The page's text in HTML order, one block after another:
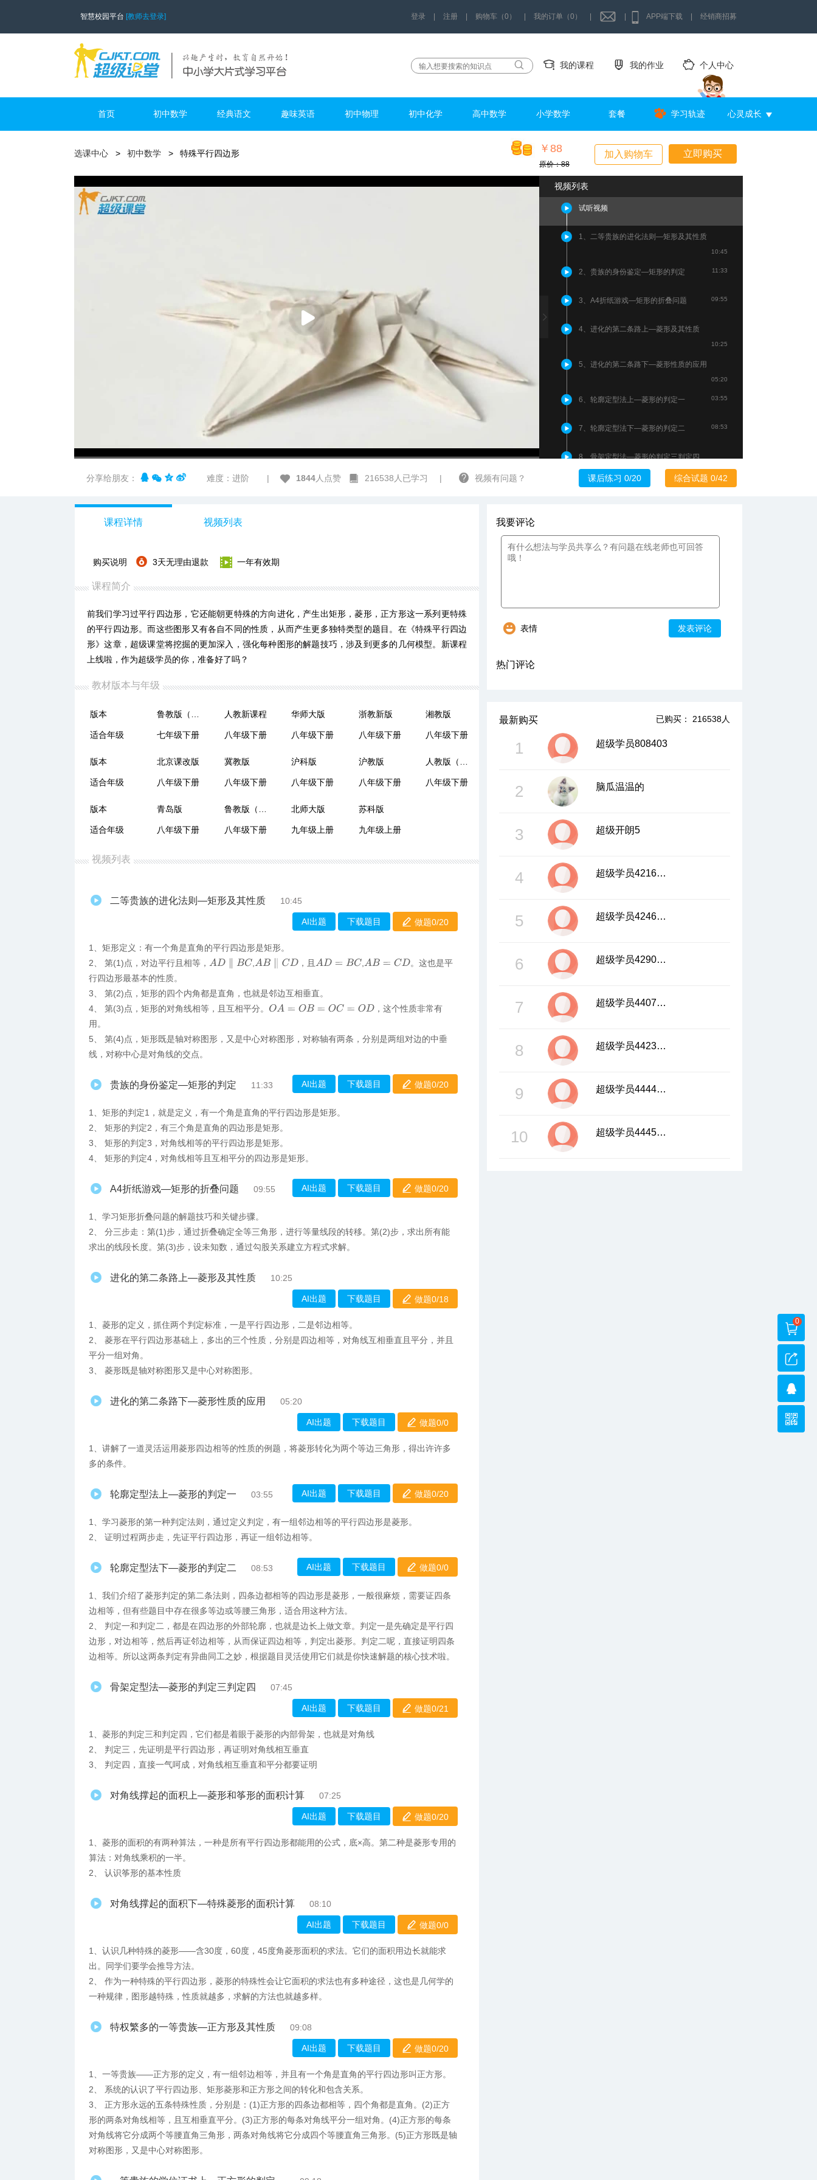
智慧校园平台 [教师去登录] 登录 注册 购物车（0） 我的订单（0） APP端下载 经销商招募
我的课程 我的作业 个人中心
首页 初中数学 经典语文 趣味英语 初中物理 初中化学 高中数学 小学数学 套餐 学习轨迹 心灵成长
立即购买
加入购物车
￥88
原价：88
选课中心 初中数学 特殊平行四边形
00:00 / 02:45 高清 1x
视频列表
试听视频
1、二等贵族的进化法则—矩形及其性质
10:45
2、贵族的身份鉴定—矩形的判定 11:33
3、A4折纸游戏—矩形的折叠问题 09:55
4、进化的第二条路上—菱形及其性质
10:25
5、进化的第二条路下—菱形性质的应用
05:20
6、轮廓定型法上—菱形的判定一 03:55
7、轮廓定型法下—菱形的判定二 08:53
8、骨架定型法—菱形的判定三判定四
10、对角线撑起的面积下—特殊菱形的面积
计算
12、一等贵族的学位证书上—正方形的判定
05:09
15、平行四边形的变异中—等腰梯形
分享给朋友： 难度：进阶 | 1844人点赞 216538人已学习 | 视频有问题？ 课后练习 0/20 综合试题 0/42
课程详情 视频列表
购买说明 3天无理由退款 一年有效期
课程简介
前我们学习过平行四边形，它还能朝更特殊的方向进化，产生出矩形，菱形，正方形这一系列更特殊
的平行四边形。而这些图形又有各自不同的性质，从而产生更多独特类型的题目。在《特殊平行四边
形》这章，超级课堂将挖掘的更加深入，强化每种图形的解题技巧，涉及到更多的几何模型。新课程
上线啦，作为超级学员的你，准备好了吗？
教材版本与年级
版本
适合年级 七年级下册
人教新课程
八年级下册
华师大版
八年级下册
浙教新版
八年级下册
湘教版
八年级下册
版本
适合年级
北京课改版
八年级下册
冀教版
八年级下册
沪科版
八年级下册
沪教版
八年级下册 八年级下册
版本
适合年级
青岛版
八年级下册 八年级下册
北师大版
九年级上册
苏科版
九年级上册
视频列表
二等贵族的进化法则—矩形及其性质 10:45
AI出题 下载题目 做题0/20
1、矩形定义：有一个角是直角的平行四边形是矩形。
2、 第(1)点，对边平行且相等， AD∥B AB∥C D ，且 AD=BC , AB=CD
。这也是平
行四边形最基本的性质。
3、 第(2)点，矩形的四个内角都是直角，也就是邻边互相垂直。
4、 第(3)点，矩形的对角线相等，且互相平分。 OA= OB =OC =O D
，这个性质非常有
用。
5、 第(4)点，矩形既是轴对称图形，又是中心对称图形，对称轴有两条，分别是两组对边的中垂
线，对称中心是对角线的交点。
贵族的身份鉴定—矩形的判定 11:33 AI出题 下载题目 做题0/20
1、矩形的判定1，就是定义，有一个角是直角的平行四边形是矩形。
2、 矩形的判定2，有三个角是直角的四边形是矩形。
3、 矩形的判定3，对角线相等的平行四边形是矩形。
4、 矩形的判定4，对角线相等且互相平分的四边形是矩形。
A4折纸游戏—矩形的折叠问题 09:55 AI出题 下载题目 做题0/20
1、学习矩形折叠问题的解题技巧和关键步骤。
2、 分三步走：第(1)步，通过折叠确定全等三角形，进行等量线段的转移。第(2)步，求出所有能
求出的线段长度。第(3)步，设未知数，通过勾股关系建立方程式求解。
进化的第二条路上—菱形及其性质 10:25
AI出题 下载题目 做题0/18
1、菱形的定义，抓住两个判定标准，一是平行四边形，二是邻边相等。
2、 菱形在平行四边形基础上，多出的三个性质，分别是四边相等，对角线互相垂直且平分，并且
平分一组对角。
3、 菱形既是轴对称图形又是中心对称图形。
进化的第二条路下—菱形性质的应用 05:20
AI出题 下载题目 做题0/0
1、讲解了一道灵活运用菱形四边相等的性质的例题，将菱形转化为两个等边三角形，得出许许多
多的条件。
轮廓定型法上—菱形的判定一 03:55 AI出题 下载题目 做题0/20
1、学习菱形的第一种判定法则，通过定义判定，有一组邻边相等的平行四边形是菱形。
2、 证明过程两步走，先证平行四边形，再证一组邻边相等。
轮廓定型法下—菱形的判定二 08:53 AI出题 下载题目 做题0/0
1、我们介绍了菱形判定的第二条法则，四条边都相等的四边形是菱形，一般很麻烦，需要证四条
边相等，但有些题目中存在很多等边或等腰三角形，适合用这种方法。
2、 判定一和判定二，都是在四边形的外部轮廓，也就是边长上做文章。判定一是先确定是平行四
边形，对边相等，然后再证邻边相等，从而保证四边相等，判定出菱形。判定二呢，直接证明四条
边相等。所以这两条判定有异曲同工之妙，根据题目灵活使用它们就是你快速解题的核心技术啦。
骨架定型法—菱形的判定三判定四 07:45
AI出题 下载题目 做题0/21
1、菱形的判定三和判定四，它们都是着眼于菱形的内部骨架，也就是对角线
2、 判定三，先证明是平行四边形，再证明对角线相互垂直
3、 判定四，直接一气呵成，对角线相互垂直和平分都要证明
对角线撑起的面积上—菱形和筝形的面积计算 07:25
AI出题 下载题目 做题0/20
1、菱形的面积的有两种算法，一种是所有平行四边形都能用的公式，底×高。第二种是菱形专用的
算法：对角线乘积的一半。
2、 认识筝形的基本性质
对角线撑起的面积下—特殊菱形的面积计算 08:10
AI出题 下载题目 做题0/0
1、认识几种特殊的菱形——含30度，60度，45度角菱形面积的求法。它们的面积用边长就能求
出。同学们要学会推导方法。
2、 作为一种特殊的平行四边形，菱形的特殊性会让它面积的求法也有多种途径，这也是几何学的
一种规律，图形越特殊，性质就越多，求解的方法也就越多样。
特权繁多的一等贵族—正方形及其性质 09:08
AI出题 下载题目 做题0/20
1、一等贵族——正方形的定义，有一组邻边相等，并且有一个角是直角的平行四边形叫正方形。
2、 系统的认识了平行四边形、矩形菱形和正方形之间的转化和包含关系。
3、 正方形永远的五条特殊性质，分别是：(1)正方形的四条边都相等，四个角都是直角。(2)正方
形的两条对角线相等，且互相垂直平分。(3)正方形的每条对角线平分一组对角。(4)正方形的每条
对角线将它分成两个等腰直角三角形，两条对角线将它分成四个等腰直角三角形。(5)正方形既是轴
对称图形，又是中心对称图形。
我要评论
发表评论
表情
热门评论
已购买： 216538人
最新购买
1 超级学员808403
2 脑瓜温温的
3 超级开朗5
4 超级学员4216299
5 超级学员4246974
6 超级学员4290711
7 超级学员4407401
8 超级学员4423460
9 超级学员4444267
10 超级学员4445150
0